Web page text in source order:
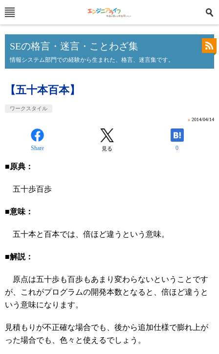
SEの格言・迷言・ことわざ集
情報システム部門での経験から生まれた、格言、迷言集です。
【五十本百本】
ワークスタイル
» 2014/04/14
Share 見る 0
■原典：
五十歩百歩
■意味：
五十本と百本では、倍ほど違うという意味。
■解説：
原点は五十歩も百歩もあまり変わらないということです
が、これがプログラムの開発本数となると、倍ほど違うと
いう意味になります。
見積もりが不正確な場合でも、後から追加仕様で膨れ上が
った場合でも、色々と使えるでしょう。